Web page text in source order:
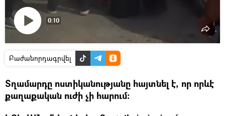
0:10
Բաժանորդագրվել
Տղամարդը ոստիկանությանը հայտնել է, որ որևէ
քաղաքական ուժի չի հարում։